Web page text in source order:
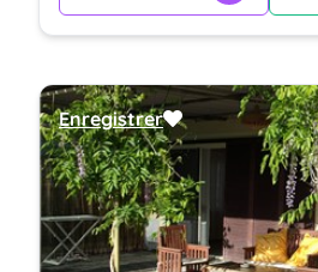
Enregistrer